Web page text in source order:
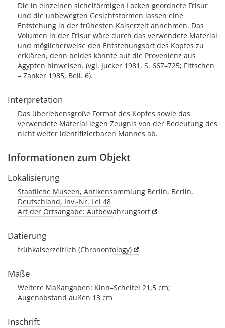
Die in einzelnen sichelförmigen Locken geordnete Frisur
und die unbewegten Gesichtsformen lassen eine
Entstehung in der frühesten Kaiserzeit annehmen. Das
Volumen in der Frisur wäre durch das verwendete Material
und möglicherweise den Entstehungsort des Kopfes zu
erklären, denn beides könnte auf die Provenienz aus
Ägypten hinweisen. (vgl. Jucker 1981, S. 667–725; Fittschen
– Zanker 1985, Beil. 6).
Interpretation
Das überlebensgroße Format des Kopfes sowie das
verwendete Material legen Zeugnis von der Bedeutung des
nicht weiter identifizierbaren Mannes ab.
Informationen zum Objekt
Lokalisierung
Staatliche Museen, Antikensammlung Berlin, Berlin,
Deutschland, Inv.-Nr. Lei 48
Art der Ortsangabe: Aufbewahrungsort
Datierung
frühkaiserzeitlich (Chronontology)
Maße
Weitere Maßangaben: Kinn–Scheitel 21,5 cm;
Augenabstand außen 13 cm
Inschrift